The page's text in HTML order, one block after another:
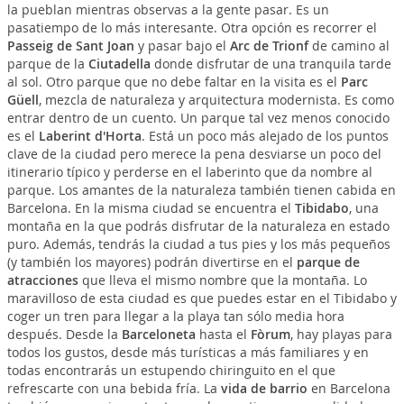
la pueblan mientras observas a la gente pasar. Es un
pasatiempo de lo más interesante. Otra opción es recorrer el
Passeig de Sant Joan y pasar bajo el Arc de Trionfde camino al
parque de la Ciutadella donde disfrutar de una tranquila tarde
al sol. Otro parque que no debe faltar en la visita es el Parc
Güell, mezcla de naturaleza y arquitectura modernista. Es como
entrar dentro de un cuento. Un parque tal vez menos conocido
es el Laberint d'Horta. Está un poco más alejado de los puntos
clave de la ciudad pero merece la pena desviarse un poco del
itinerario típico y perderse en el laberinto que da nombre al
parque. Los amantes de la naturaleza también tienen cabida en
Barcelona. En la misma ciudad se encuentra el Tibidabo, una
montaña en la que podrás disfrutar de la naturaleza en estado
puro. Además, tendrás la ciudad a tus pies y los más pequeños
(y también los mayores) podrán divertirse en el parque de
atraccionesque lleva el mismo nombre que la montaña. Lo
maravilloso de esta ciudad es que puedes estar en el Tibidabo y
coger un tren para llegar a la playa tan sólo media hora
después. Desde la Barceloneta hasta el Fòrum, hay playas para
todos los gustos, desde más turísticas a más familiares y en
todas encontrarás un estupendo chiringuito en el que
refrescarte con una bebida fría. La vida de barrio en Barcelona